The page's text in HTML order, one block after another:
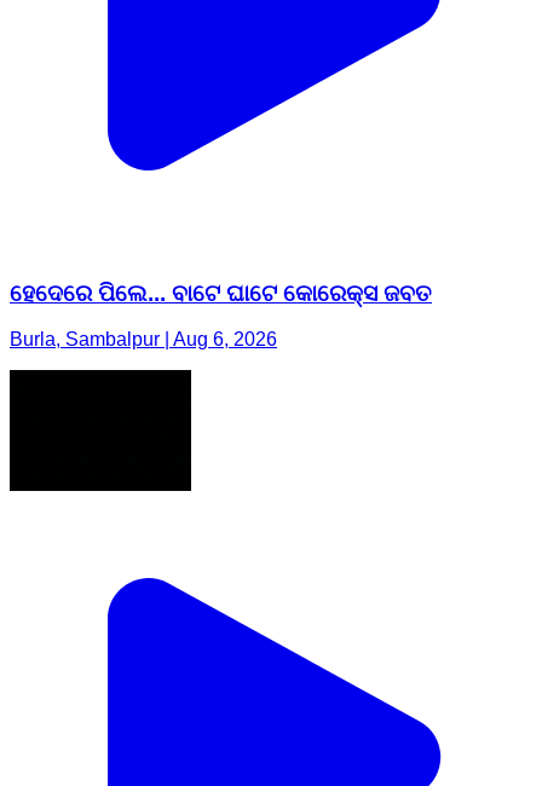
ହେଦେରେ ପିଲେ... ବାଟେ ଘାଟେ କୋରେକ୍ସ ଜବତ
Burla, Sambalpur | Aug 6, 2026